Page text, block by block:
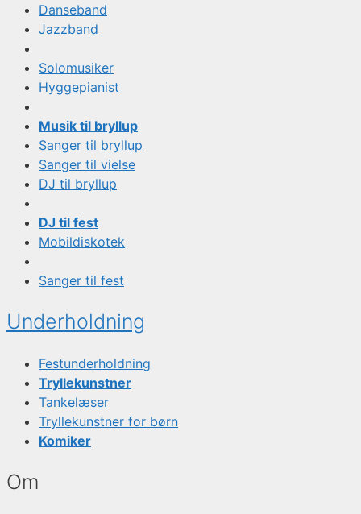
Danseband
Jazzband
Solomusiker
Hyggepianist
Musik til bryllup
Sanger til bryllup
Sanger til vielse
DJ til bryllup
DJ til fest
Mobildiskotek
Sanger til fest
Underholdning
Festunderholdning
Tryllekunstner
Tankelæser
Tryllekunstner for børn
Komiker
Om